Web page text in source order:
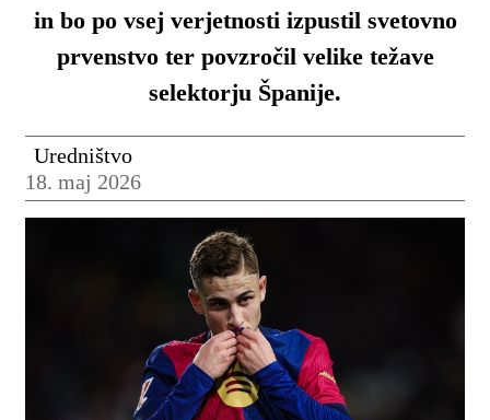
in bo po vsej verjetnosti izpustil svetovno
prvenstvo ter povzročil velike težave
selektorju Španije.
Uredništvo
18. maj 2026